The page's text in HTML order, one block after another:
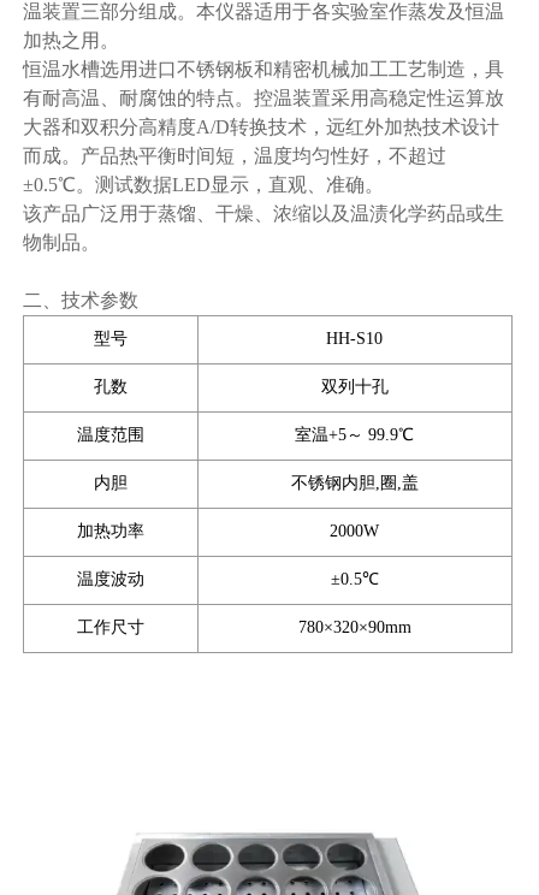
温装置三部分组成。本仪器适用于各实验室作蒸发及恒温
加热之用。
恒温水槽选用进口不锈钢板和精密机械加工工艺制造，具
有耐高温、耐腐蚀的特点。控温装置采用高稳定性运算放
大器和双积分高精度A/D转换技术，远红外加热技术设计
而成。产品热平衡时间短，温度均匀性好，不超过
±0.5℃。测试数据LED显示，直观、准确。
该产品广泛用于蒸馏、干燥、浓缩以及温渍化学药品或生
物制品。
二、技术参数
型号 HH-S10
孔数 双列十孔
温度范围 室温+5～ 99.9℃
内胆 不锈钢内胆,圈,盖
加热功率 2000W
温度波动 ±0.5℃
工作尺寸 780×320×90mm